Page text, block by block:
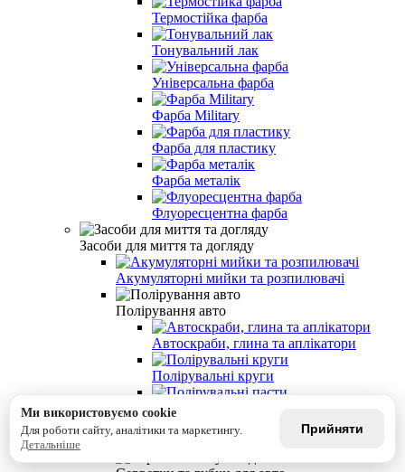
Ми використовуємо cookie
Для роботи сайту, аналітики та маркетингу.
Детальніше
Прийняти
Термостійка фарба
Тонувальний лак
Універсальна фарба
Фарба Military
Фарба для пластику
Фарба металік
Флуоресцентна фарба
Засоби для миття та догляду
Акумуляторні мийки та розпилювачі
Полірування авто
Автоскраби, глина та аплікатори
Полірувальні круги
Полірувальні пасти
Малярний скотч та плівка